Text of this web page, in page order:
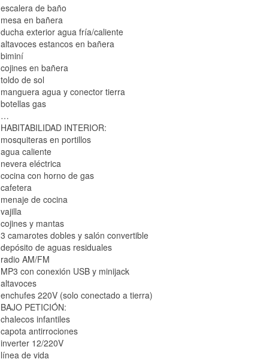
escalera de baño
mesa en bañera
ducha exterior agua fría/caliente
altavoces estancos en bañera
biminí
cojines en bañera
toldo de sol
manguera agua y conector tierra
botellas gas
…
HABITABILIDAD INTERIOR:
mosquiteras en portillos
agua caliente
nevera eléctrica
cocina con horno de gas
cafetera
menaje de cocina
vajilla
cojines y mantas
3 camarotes dobles y salón convertible
depósito de aguas residuales
radio AM/FM
MP3 con conexión USB y minijack
altavoces
enchufes 220V (solo conectado a tierra)
BAJO PETICIÓN:
chalecos infantiles
capota antirrociones
inverter 12/220V
línea de vida